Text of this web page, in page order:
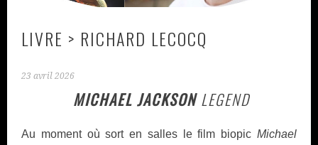
LIVRE > RICHARD LECOCQ
23 avril 2026
MICHAEL JACKSONLEGEND
Au moment où sort en salles le film biopic Michael